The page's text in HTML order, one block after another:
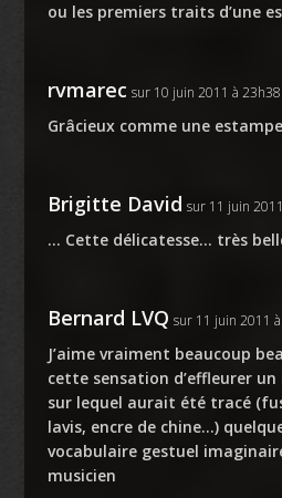
ou les premiers traits d’une
rvmarec sur 10 juin 2011 à 23h38
Grâcieux comme une
Brigitte David sur 11 juin
… Cette délicatesse… très
Bernard LVQ sur 11 juin 2011
J’aime vraiment beaucoup
cette sensation d’effleurer
sur lequel aurait été tracé
lavis, encre de chine…)
vocabulaire gestuel
musicien